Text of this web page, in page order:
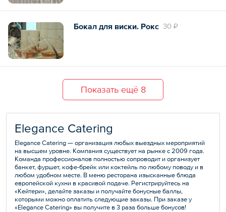
30 ₽
Бокал для виски. Рокс
Показать ещё 8
Elegance Catering
Elegance Catering — организация любых выездных мероприятий
на высшем уровне. Компания существует на рынке с 2009 года.
Команда профессионалов полностью сопроводит и организует
банкет, фуршет, кофе-брейк или коктейль по любому поводу и в
любом удобном месте. В меню ресторана изысканные блюда
европейской кухни в красивой подаче. Регистрируйтесь на
«Кейтери», делайте заказы и получайте бонусные баллы,
которыми можно оплатить следующие заказы. При заказе у
«Elegance Catering» вы получите в 3 раза больше бонусов!